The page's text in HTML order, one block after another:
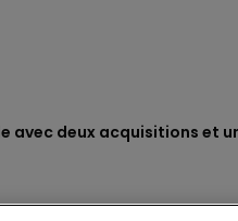
avec deux acquisitions et